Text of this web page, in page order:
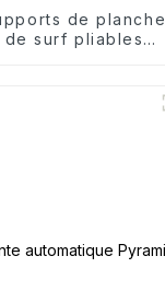
de planche
de surf pliables